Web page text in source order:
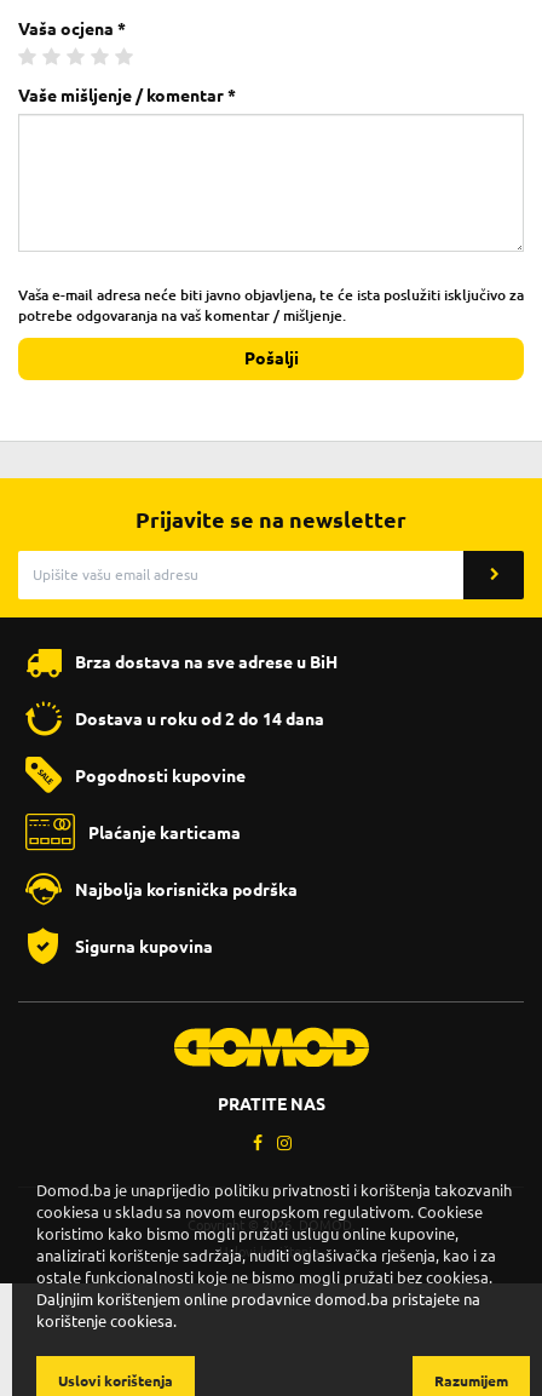
Vaša ocjena *
Vaše mišljenje / komentar *
Vaša e-mail adresa neće biti javno objavljena, te će ista poslužiti isključivo za
potrebe odgovaranja na vaš komentar / mišljenje.
Pošalji
Prijavite se na newsletter
Brza dostava na sve adrese u BiH
Dostava u roku od 2 do 14 dana
Pogodnosti kupovine
Plaćanje karticama
Najbolja korisnička podrška
Sigurna kupovina
PRATITE NAS
Copyright © 2026. DOMOD.
Uslovi korištenja.
Domod.ba je unaprijedio politiku privatnosti i korištenja takozvanih
cookiesa u skladu sa novom europskom regulativom. Cookiese
koristimo kako bismo mogli pružati uslugu online kupovine,
analizirati korištenje sadržaja, nuditi oglašivačka rješenja, kao i za
ostale funkcionalnosti koje ne bismo mogli pružati bez cookiesa.
Daljnjim korištenjem online prodavnice domod.ba pristajete na
korištenje cookiesa.
Razumijem
Uslovi korištenja